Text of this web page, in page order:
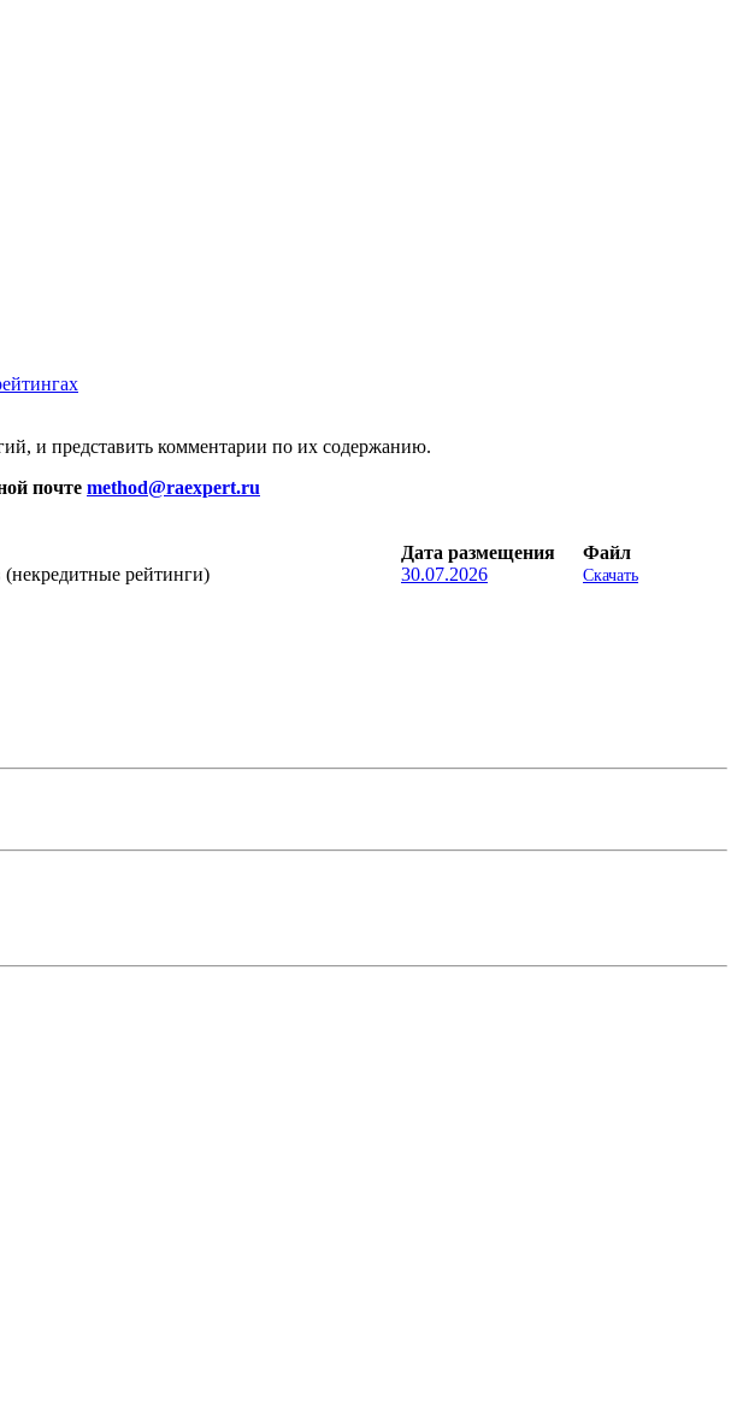
и представить комментарии по их содержанию.
почте method@raexpert.ru
Дата размещения
Файл
рейтинги)
30.07.2026 Скачать